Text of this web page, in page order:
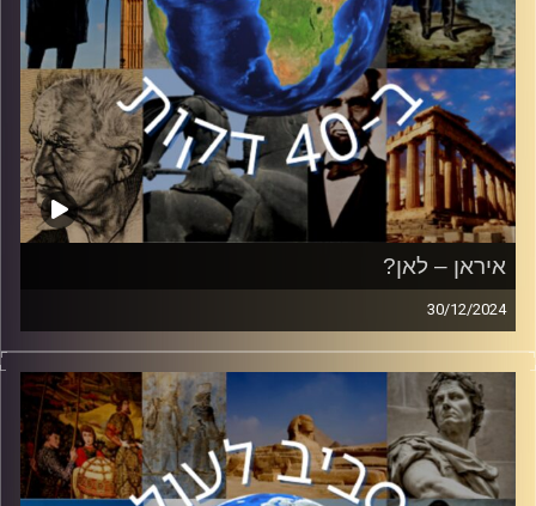
איראן – לאן?
30/12/2024
עד טבח ה 07.10, איראן התקדמה אל עבר מטרותיה בזירה
הבינלאומית. מאז הטבח, שהוביל לפתיחת חזית אל מול ישראל,
איראן סופגת אבדות קשות. האם עליה לשנות את יעדיה
האסטרטגים? כיצד היא יכולה לחשב מסלול מחדש? ד״ר רז
צימט, חוקר בכיר במכון למחקרי ביטחון לאומי ה INSS
באוניברסיטת תל אביב הצטרף אלינו כדי לענות על השאלות